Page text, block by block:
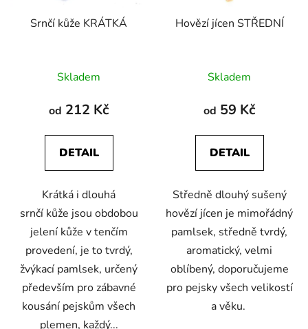
Srnčí kůže KRÁTKÁ
Skladem
od 212 Kč
DETAIL
Krátká i dlouhá
srnčí kůže jsou obdobou
jelení kůže v tenčím
provedení, je to tvrdý,
žvýkací pamlsek, určený
především pro zábavné
kousání pejskům všech
plemen, každý...
Hovězí jícen STŘEDNÍ
hodnocení
produktu
4,8
z
hvězdiček.
Skladem
od 59 Kč
DETAIL
Středně dlouhý sušený
hovězí jícen je mimořádný
pamlsek, středně tvrdý,
aromatický, velmi
oblíbený, doporučujeme
pro pejsky všech velikostí
a věku.